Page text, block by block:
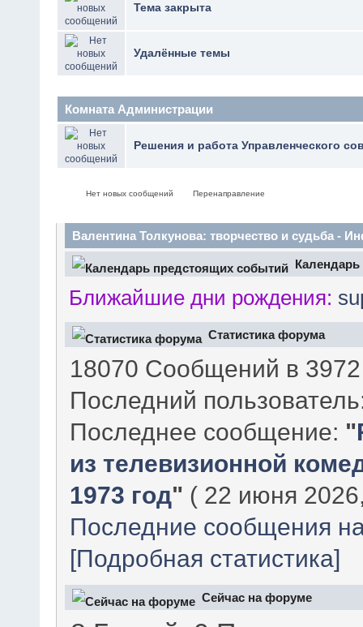
Тема закрыта
Удалённые темы
Комната Администрации
Решения и работа Управленческого
Нет новых сообщений Перенаправление
Валентина Толкунова: творчество и судьба -
Ближайшие дни рождения:
Статистика форума
18070 Сообщений в
Последний
Последнее сообщение: "
из телевизионной
1973 год" ( 22 июня
Последние сообщения
[Подробная статистика]
Сейчас на форуме